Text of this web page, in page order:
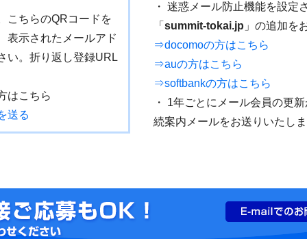
こちらのQRコードを
表示されたメールアド
い。折り返し登録URL
はこちら
送る
・ 迷惑メール防止機能を設
「 summit-tokai.jp 」の追加を
⇒docomoの方はこちら
⇒auの方はこちら
⇒softbankの方はこちら
・ 1年ごとにメール会員の更
続案内メールをお送りいたし